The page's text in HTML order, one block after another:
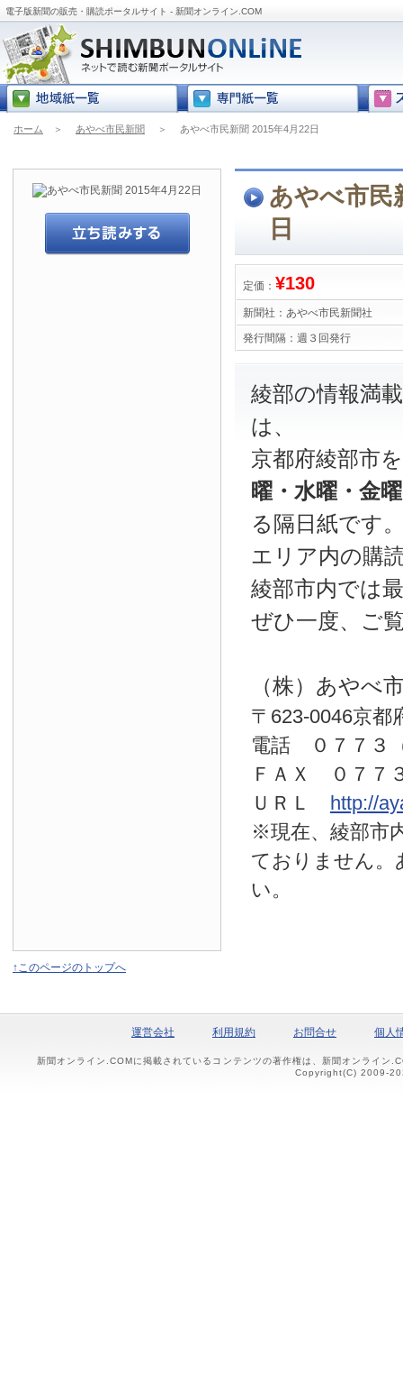
電子版新聞の販売・購読ポータルサイト - 新聞オンライン.COM
ホーム ＞ あやべ市民新聞 ＞ あやべ市民新聞 2015年4月22日
あやべ市民
日
定価： ¥130
新聞社： あやべ市民新聞社
発行間隔： 週３回発行
綾部の情報
は、
京都府綾部市
曜・水曜・金
る隔日紙です
エリア内の購
綾部市内では
ぜひ一度、ご
（株）あやべ
〒623-0046京都
電話 ０７７
ＦＡＸ ０７７
ＵＲＬ http://
※現在、綾部市
ておりません。
い。
↑このページのトップへ
運営会社 利用規約 お問合せ 個人
新聞オンライン.COMに掲載されているコンテンツの著作権は、新聞オンライン
Copyright(C) 2009-